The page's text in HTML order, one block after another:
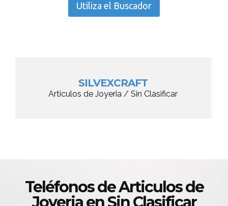
Utiliza el Buscador
SILVEXCRAFT
Articulos de Joyeria / Sin Clasificar
Teléfonos de Articulos de
Joyeria en Sin Clasificar